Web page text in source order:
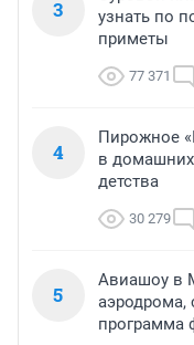
3
узнать по
приметы
77 371
4
Пирожное
в
детства
30 279
5
Авиашоу в
аэродрома,
программа